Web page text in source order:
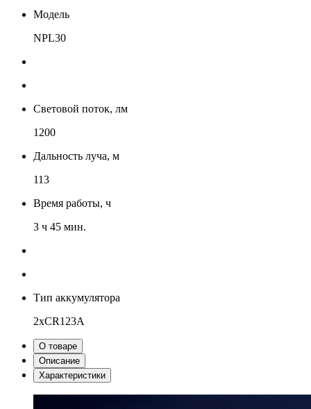
Модель
NPL30
Световой поток, лм
1200
Дальность луча, м
113
Время работы, ч
3 ч 45 мин.
Тип аккумулятора
2xCR123A
О товаре
Описание
Характеристики